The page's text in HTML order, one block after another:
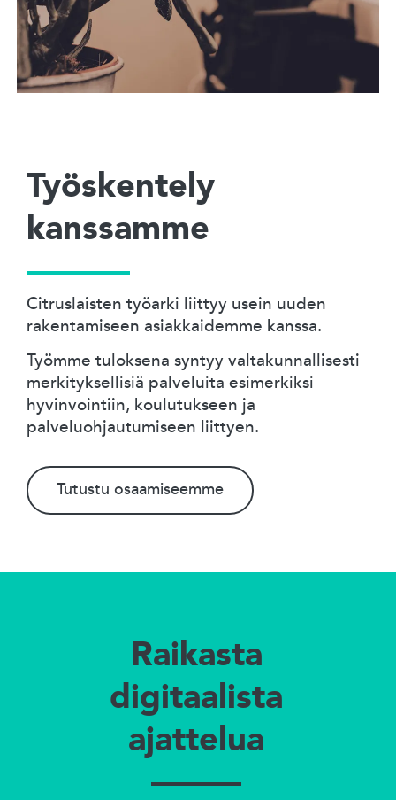
Työskentely
kanssamme
Citruslaisten työarki liittyy usein uuden
rakentamiseen asiakkaidemme kanssa.
Työmme tuloksena syntyy valtakunnallisesti
merkityksellisiä palveluita esimerkiksi
hyvinvointiin, koulutukseen ja
palveluohjautumiseen liittyen.
Tutustu osaamiseemme
Raikasta
digitaalista
ajattelua